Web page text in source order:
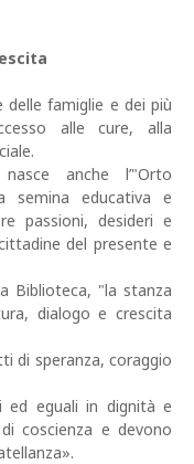
famiglie e dei più
alle cure, alla
anche l’"Orto
semina educativa e
passioni, desideri e
del presente e
Biblioteca, "la stanza
dialogo e crescita
di speranza, coraggio
ed eguali in dignità e
coscienza e devono